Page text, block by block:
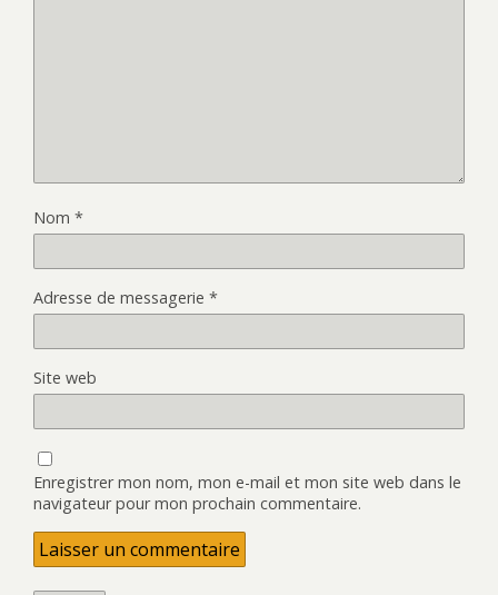
Nom *
Adresse de messagerie *
Site web
Enregistrer mon nom, mon e-mail et mon site web dans le
navigateur pour mon prochain commentaire.